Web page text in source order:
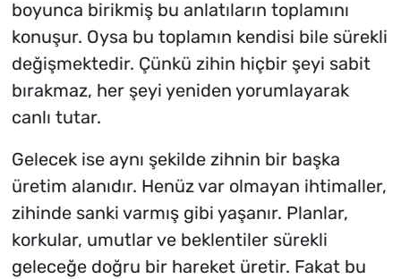
boyunca birikmiş bu anlatıların toplamını
konuşur. Oysa bu toplamın kendisi bile sürekli
değişmektedir. Çünkü zihin hiçbir şeyi sabit
bırakmaz, her şeyi yeniden yorumlayarak
canlı tutar.
Gelecek ise aynı şekilde zihnin bir başka
üretim alanıdır. Henüz var olmayan ihtimaller,
zihinde sanki varmış gibi yaşanır. Planlar,
korkular, umutlar ve beklentiler sürekli
geleceğe doğru bir hareket üretir. Fakat bu